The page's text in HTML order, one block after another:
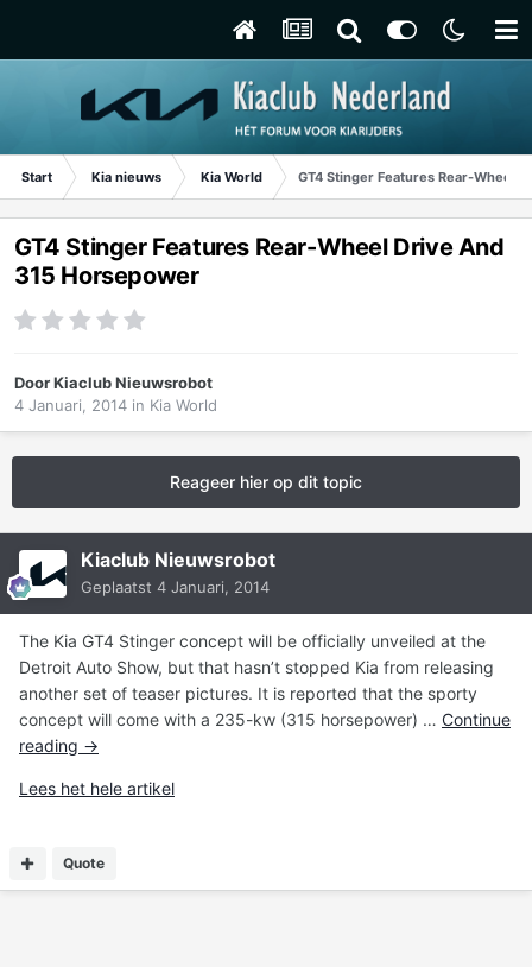
Start Kia nieuws Kia World GT4 Stinger Features Rear-Wheel
GT4 Stinger Features Rear-Wheel Drive And
315 Horsepower
DoorKiaclub Nieuwsrobot
4 Januari, 2014 in Kia World
Reageer hier op dit topic
Kiaclub Nieuwsrobot
Geplaatst 4 Januari, 2014
The Kia GT4 Stinger concept will be officially unveiled at the
Detroit Auto Show, but that hasn’t stopped Kia from releasing
another set of teaser pictures. It is reported that the sporty
concept will come with a 235-kw (315 horsepower) … Continue
reading →
Lees het hele artikel
Quote